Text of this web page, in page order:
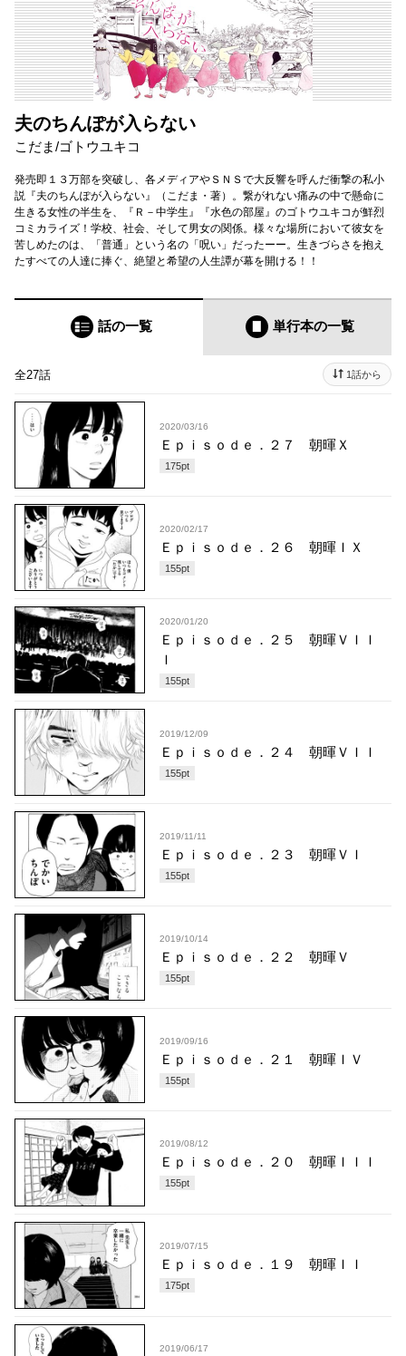
夫のちんぽが入らない
こだま/ゴトウユキコ
発売即１３万部を突破し、各メディアやＳＮＳで大反響を呼んだ衝撃の私小
説『夫のちんぽが入らない』（こだま・著）。繋がれない痛みの中で懸命に
生きる女性の半生を、『Ｒ－中学生』『水色の部屋』のゴトウユキコが鮮烈
コミカライズ！学校、社会、そして男女の関係。様々な場所において彼女を
苦しめたのは、「普通」という名の「呪い」だったーー。生きづらさを抱え
たすべての人達に捧ぐ、絶望と希望の人生譚が幕を開ける！！
話の一覧 単行本の一覧
全27話 1話から
2020/03/16
Ｅｐｉｓｏｄｅ．２７ 朝暉Ｘ
175pt
2020/02/17
Ｅｐｉｓｏｄｅ．２６ 朝暉ＩＸ
155pt
2020/01/20
Ｅｐｉｓｏｄｅ．２５ 朝暉ＶＩＩ
Ｉ
155pt
2019/12/09
Ｅｐｉｓｏｄｅ．２４ 朝暉ＶＩＩ
155pt
2019/11/11
Ｅｐｉｓｏｄｅ．２３ 朝暉ＶＩ
155pt
2019/10/14
Ｅｐｉｓｏｄｅ．２２ 朝暉Ｖ
155pt
2019/09/16
Ｅｐｉｓｏｄｅ．２１ 朝暉ＩＶ
155pt
2019/08/12
Ｅｐｉｓｏｄｅ．２０ 朝暉ＩＩＩ
155pt
2019/07/15
Ｅｐｉｓｏｄｅ．１９ 朝暉ＩＩ
175pt
2019/06/17